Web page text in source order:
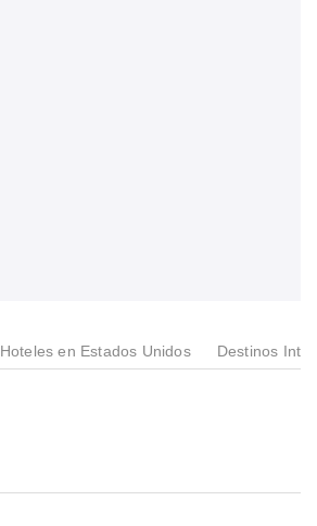
Hoteles en Estados Unidos Destinos